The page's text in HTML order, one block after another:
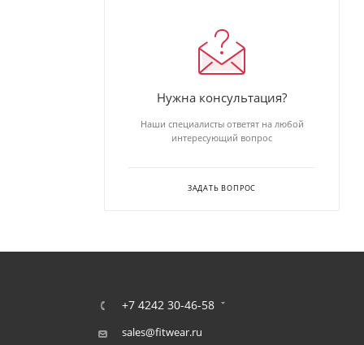
Нужна консультация?
Наши специалисты ответят на любой
интересующий вопрос
ЗАДАТЬ ВОПРОС
+7 4242 30-46-58
sales@fitwear.ru